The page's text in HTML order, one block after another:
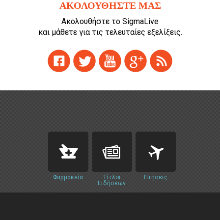
ΣΥΝΔΕΣΜΟΙ
ΑΚΟΛΟΥΘΗΣΤΕ ΜΑΣ
Ακολουθήστε το SigmaLive
και μάθετε για τις τελευταίες εξελίξεις.
Φαρμακεία
Τίτλοι
Ειδήσεων
Πτήσεις